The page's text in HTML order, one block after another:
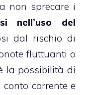
non sprecare i
nell’uso del
dal rischio di
fluttuanti o
la possibilità di
corrente e